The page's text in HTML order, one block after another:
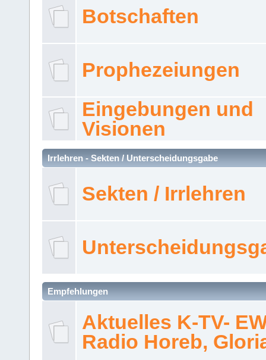
Botschaften
Prophezeiungen
Eingebungen und
Visionen
Irrlehren - Sekten / Unterscheidungsgabe
Sekten / Irrlehren
Empfehlungen
Aktuelles K-TV-
Radio Horeb,